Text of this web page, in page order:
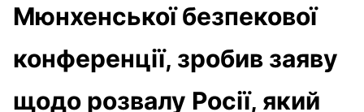
Мюнхенської безпекової
конференції, зробив заяву
щодо розвалу Росії, який